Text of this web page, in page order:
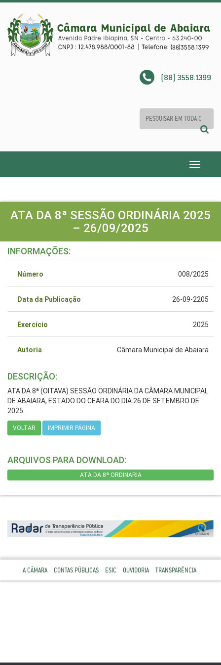
(88) 3558.1399
Toggle
ATA DA 8ª SESSÃO ORDINÁRIA 2025
– 26/09/2025
INFORMAÇÕES:
Número 008/2025
Data da Publicação 26-09-2205
Exercício 2025
Autoria Câmara Municipal de Abaiara
DESCRIÇÃO:
ATA DA 8ª (OITAVA) SESSÃO ORDINÁRIA DA CÂMARA MUNICIPAL
DE ABAIARA, ESTADO DO CEARA DO DIA 26 DE SETEMBRO DE
2025.
VOLTAR IMPRIMIR PÁGINA
ARQUIVOS PARA DOWNLOAD:
ATA DA 8ª ORDINARIA
A CÂMARA CONTAS PÚBLICAS ESIC OUVIDORIA TRANSPARÊNCIA